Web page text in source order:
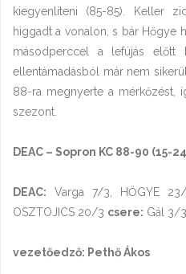
kiegyenlíteni (85-85). Keller
higgadt a vonalon, s bár Hőgye
másodperccel a lefújás előtt
ellentámadásból már nem
88-ra megnyerte a mérkőzést,
szezont.
DEAC – Sopron KC 88-90 (15-
DEAC: Varga 7/3, HŐGYE
OSZTOJICS 20/3 csere: Gál 3/
vezetőedző: Pethő Ákos